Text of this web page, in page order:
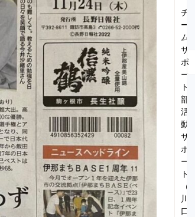
チ
ー
ム
サ
ポ
ー
ト、
部
活
動
サ
ポ
ー
ト
（
川
口、